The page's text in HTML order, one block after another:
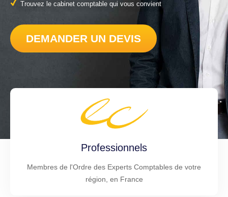
Trouvez le cabinet comptable qui vous convient
DEMANDER UN DEVIS
Professionnels
Membres de l'Ordre des Experts Comptables de votre
région, en France